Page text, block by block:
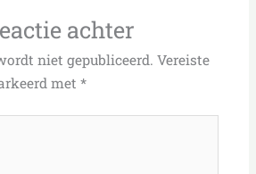
achter
niet gepubliceerd. Vereiste
met *